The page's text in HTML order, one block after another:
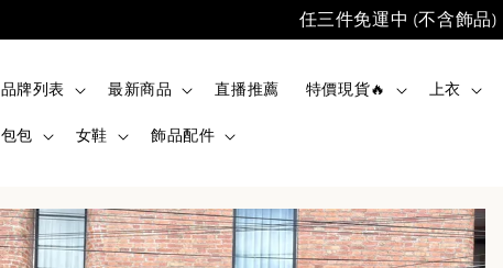
任三件免運中 (不含飾品)
品牌列表 最新商品 直播推薦 特價現貨🔥 上衣
包包 女鞋 飾品配件